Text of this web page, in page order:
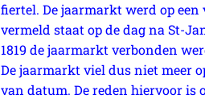
fiertel. De jaarmarkt werd op
vermeld staat op de dag na St-
1819 de jaarmarkt verbonden
De jaarmarkt viel dus niet meer
van datum. De reden hiervoor is